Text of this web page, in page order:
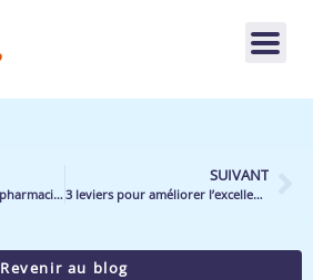
Les grands enjeux de la pharmacie de demain
SUIVANT
3 leviers pour améliorer l’excellence opérationnelle en distribution
Revenir au blog